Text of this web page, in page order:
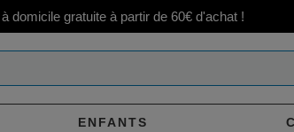
domicile gratuite à partir de 60€ d'achat !
ENFANTS